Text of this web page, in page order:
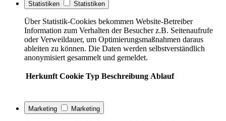
Statistiken Statistiken
Über Statistik-Cookies bekommen Website-Betreiber
Information zum Verhalten der Besucher z.B. Seitenaufrufe
oder Verweildauer, um Optimierungsmaßnahmen daraus
ableiten zu können. Die Daten werden selbstverständlich
anonymisiert gesammelt und gemeldet.
Herkunft Cookie Typ Beschreibung Ablauf
Marketing Marketing